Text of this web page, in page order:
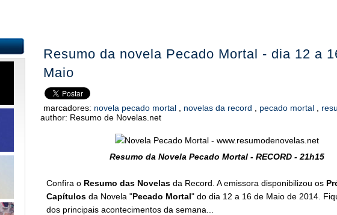
Resumo da novela Pecado Mortal - dia 12 a
Maio
marcadores: novela pecado mortal novelas da record pecado mortal
author: Resumo de Novelas.net
Resumo da Novela Pecado Mortal - RECORD - 21h15
Confira o Resumo das Novelasda Record. A emissora disponibilizou os
Capítulosda Novela "Pecado Mortal" do dia 12 a 16 de Maio de 2014.
dos principais acontecimentos da semana...